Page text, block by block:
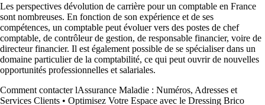
Les perspectives dévolution de carrière pour un comptable en France
sont nombreuses. En fonction de son expérience et de ses
compétences, un comptable peut évoluer vers des postes de chef
comptable, de contrôleur de gestion, de responsable financier, voire de
directeur financier. Il est également possible de se spécialiser dans un
domaine particulier de la comptabilité, ce qui peut ouvrir de nouvelles
opportunités professionnelles et salariales.
Comment contacter lAssurance Maladie : Numéros, Adresses et
Services Clients • Optimisez Votre Espace avec le Dressing Brico